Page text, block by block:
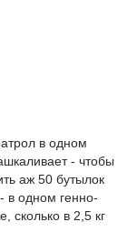
в одном
- чтобы
аж 50 бутылок
в одном генно-
сколько в 2,5 кг